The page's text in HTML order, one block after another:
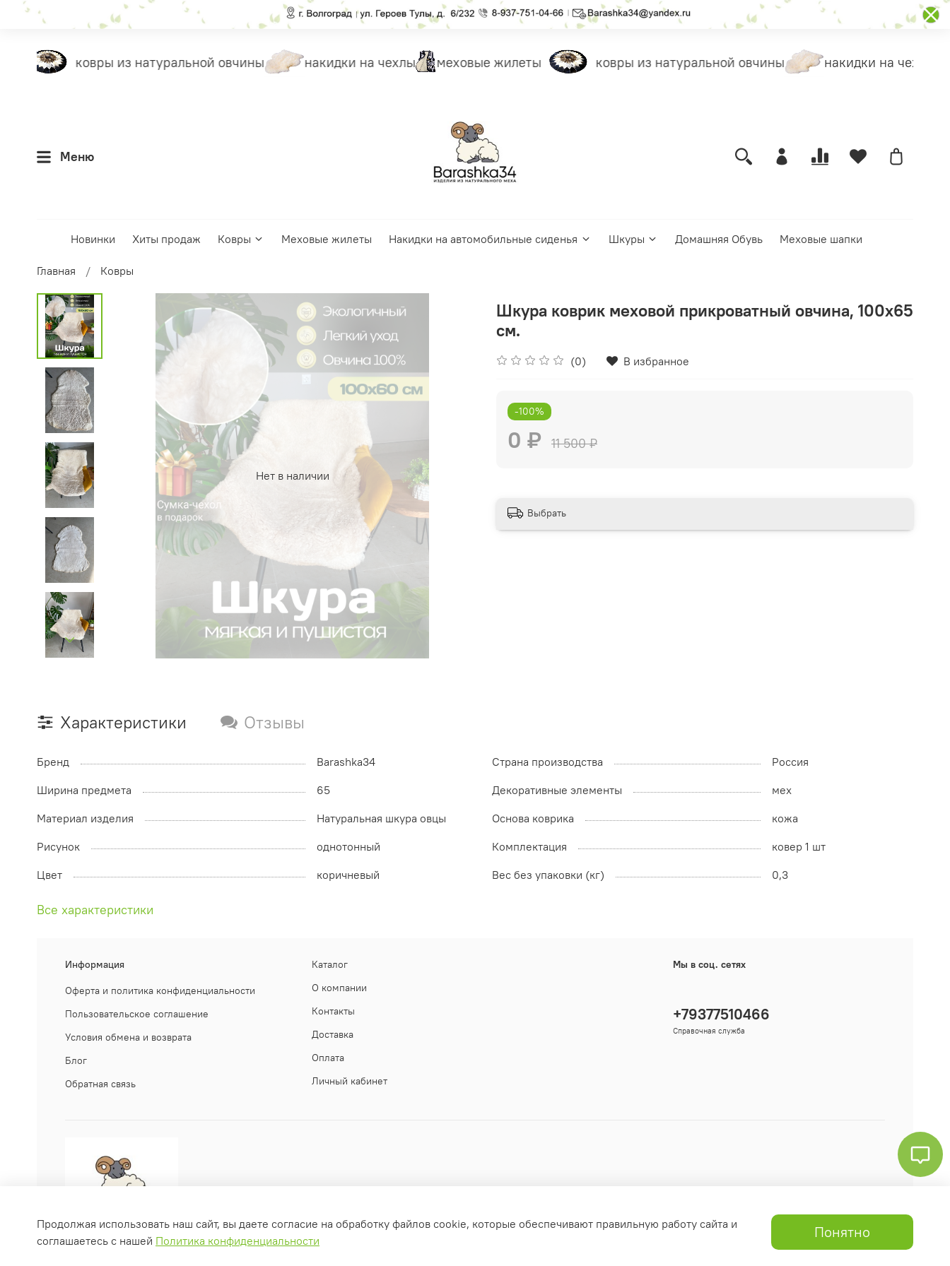
ковры из натуральной овчины накидки на чехлы меховые жилеты ковры из натуральной овчины накидки на чехлы
Меню
Новинки Хиты продаж Ковры Меховые жилеты Накидки на автомобильные сиденья Шкуры Домашняя Обувь Меховые шапки
Главная Ковры
Нет в наличии
Шкура коврик меховой прикроватный овчина, 100х65
см.
(0) В избранное
-100%
0 ₽ 11 500 ₽
Выбрать
Характеристики Отзывы
Бренд Barashka34 Страна производства
Россия
Ширина предмета
65 Декоративные элементы
мех
Материал изделия
Натуральная шкура овцы Основа коврика
кожа
Рисунок
однотонный Комплектация
ковер 1 шт
Цвет
коричневый Вес без упаковки (кг) 0,3
Все характеристики
Информация
Оферта и политика конфиденциальности
Пользовательское соглашение
Условия обмена и возврата
Блог
Обратная связь
Каталог
О компании
Контакты
Доставка
Оплата
Личный кабинет
Мы в соц. сетях
+79377510466
Справочная служба
Продолжая использовать наш сайт, вы даете согласие на обработку файлов cookie, которые обеспечивают правильную работу сайта и
соглашаетесь с нашей Политика конфиденциальности Понятно